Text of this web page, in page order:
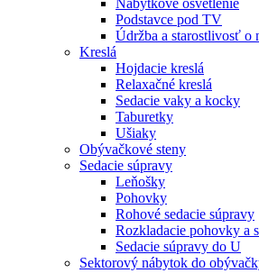
Podstavce pod TV
Údržba a starostlivosť o
Kreslá
Hojdacie kreslá
Relaxačné kreslá
Sedacie vaky a kocky
Taburetky
Ušiaky
Obývačkové steny
Sedacie súpravy
Leňošky
Pohovky
Rohové sedacie súpravy
Rozkladacie pohovky a
Sedacie súpravy do U
Sektorový nábytok do